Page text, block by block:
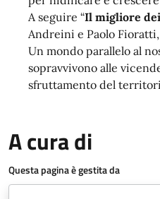
A seguire “Il migliore
Andreini e Paolo
Un mondo parallelo al
sopravvivono alle
sfruttamento del
A cura di
Questa pagina è gestita da